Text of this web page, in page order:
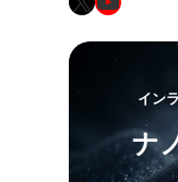
イン
ナ